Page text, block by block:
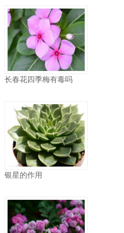
长春花四季梅有毒吗
银星的作用